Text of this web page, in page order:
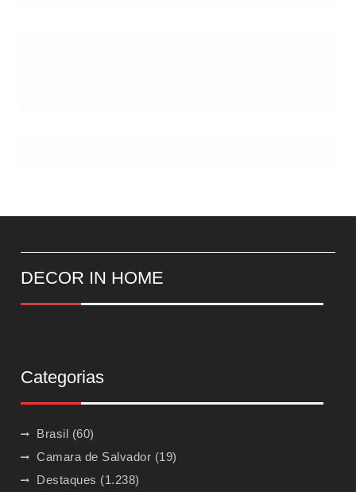
DECOR IN HOME
Categorias
Brasil (60)
Camara de Salvador (19)
Destaques (1.238)